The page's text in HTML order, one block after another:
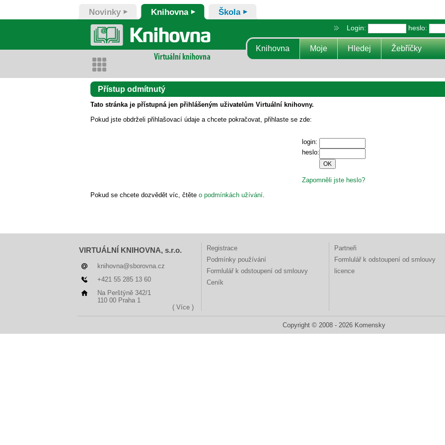
Novinky Knihovna Škola
Login: heslo:
Knihovna Moje Hledej Žebříčky
Přístup odmítnutý
Tato stránka je přístupná jen přihlášeným uživatelům Virtuální knihovny.
Pokud jste obdrželi přihlašovací údaje a chcete pokračovat, přihlaste se zde:
login:
heslo:
Zapomněli jste heslo?
Pokud se chcete dozvědět víc, čtěte o podmínkách užívání.
VIRTUÁLNÍ KNIHOVNA, s.r.o.
knihovna@sborovna.cz
+421 55 285 13 60
Na Perštýně 342/1
110 00 Praha 1
( Více )
Registrace
Podmínky používání
Formlulář k odstoupení od smlouvy
Ceník
Partneři
Formlulář k odstoupení od smlouvy
licence
Copyright © 2008 - 2026 Komensky